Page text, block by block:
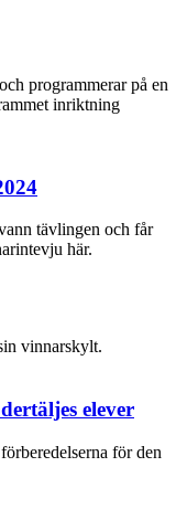
tävlingen och får
här.
elever
för den